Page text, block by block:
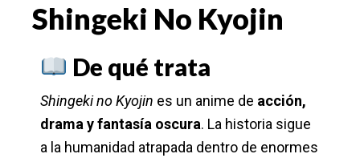
Shingeki No Kyojin
De qué trata
Shingeki no Kyojin es un anime de acción,
drama y fantasía oscura. La historia sigue
a la humanidad atrapada dentro de enormes